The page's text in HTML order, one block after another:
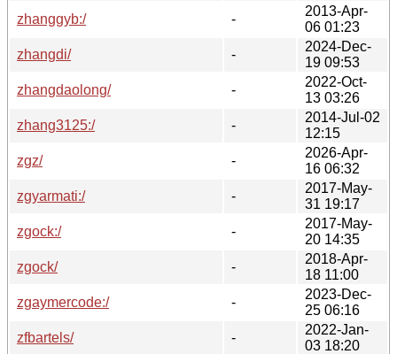
zhanggyb:/
-
2013-Apr-
06 01:23
zhangdi/
-
2024-Dec-
19 09:53
zhangdaolong/
-
2022-Oct-
13 03:26
zhang3125:/
-
2014-Jul-02
12:15
zgz/
-
2026-Apr-
16 06:32
zgyarmati:/
-
2017-May-
31 19:17
zgock:/
-
2017-May-
20 14:35
zgock/
-
2018-Apr-
18 11:00
zgaymercode:/
-
2023-Dec-
25 06:16
zfbartels/
-
2022-Jan-
03 18:20